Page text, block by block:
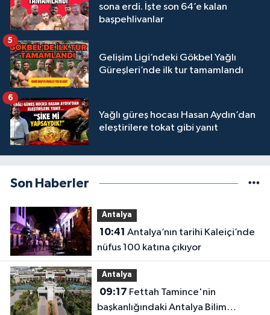
sona erdi. İşte son 64’e kalan
başpehlivanlar
Gelişim Ligi’ndeki Gökbel Yağlı
Güreşleri’nde ilk tur tamamlandı
5
Yağlı güreş hocası Hasan Aydın’dan
eleştirilere tokat gibi yanıt
6
Son Haberler
Antalya
10:41
nüfus 100 katına çıkıyor
Antalya
09:17
başkanlığındaki Antalya Bilim